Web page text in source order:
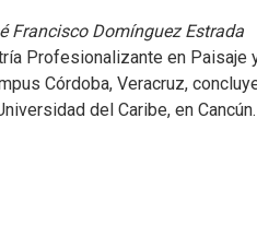
Francisco Domínguez Estrada
Profesionalizante en Paisaje
Córdoba, Veracruz,
del Caribe, en Cancún.